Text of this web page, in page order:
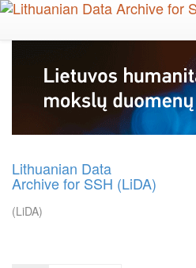
Skip
main
Lithuanian Data
Archive for SSH (LiDA)
(LiDA)